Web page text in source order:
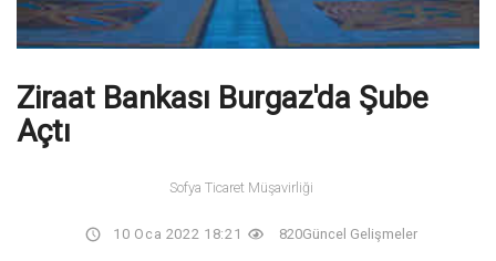
Ziraat Bankası Burgaz'da Şube
Açtı
Sofya Ticaret Müşavirliği
10 Oca 2022 18:21 820Güncel Gelişmeler